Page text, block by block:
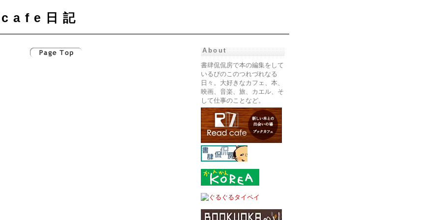
cafe日記
About
書肆侃侃房で本の編集をして
いるぴのこのつれづれなる
日々。大好きなカフェ、本、
映画、音楽、旅、カエル、そ
して仕事のことなど。